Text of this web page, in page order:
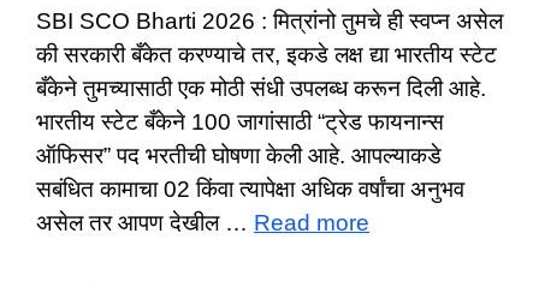
SBI SCO Bharti 2026 : मित्रांनो तुमचे ही स्वप्न असेल
की सरकारी बँकेत करण्याचे तर, इकडे लक्ष द्या भारतीय स्टेट
बँकेने तुमच्यासाठी एक मोठी संधी उपलब्ध करून दिली आहे.
भारतीय स्टेट बँकेने 100 जागांसाठी “ट्रेड फायनान्स
ऑफिसर” पद भरतीची घोषणा केली आहे. आपल्याकडे
सबंधित कामाचा 02 किंवा त्यापेक्षा अधिक वर्षांचा अनुभव
असेल तर आपण देखील … Read more